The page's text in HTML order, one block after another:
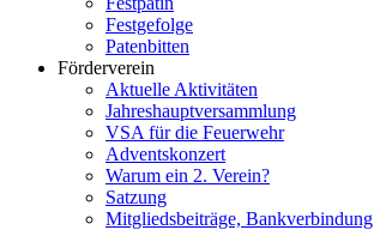
Festgefolge
Patenbitten
Förderverein
Aktuelle Aktivitäten
Jahreshauptversammlung
VSA für die Feuerwehr
Adventskonzert
Warum ein 2. Verein?
Satzung
Mitgliedsbeiträge, Bankverbindung